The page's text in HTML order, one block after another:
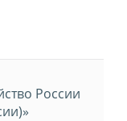
России